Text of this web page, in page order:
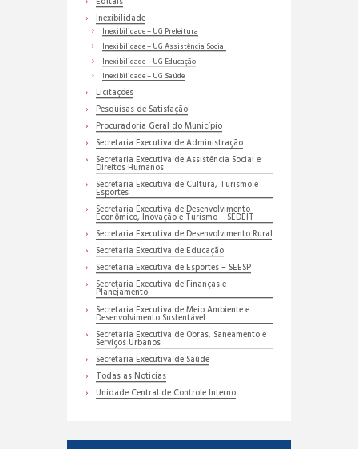
Inexibilidade
Inexibilidade – UG Prefeitura
Inexibilidade – UG Assistência Social
Inexibilidade – UG Educação
Inexibilidade – UG Saúde
Licitações
Pesquisas de Satisfação
Procuradoria Geral do Município
Secretaria Executiva de Administração
Secretaria Executiva de Assistência Social e
Direitos Humanos
Secretaria Executiva de Cultura, Turismo e
Esportes
Secretaria Executiva de Desenvolvimento
Econômico, Inovação e Turismo – SEDEIT
Secretaria Executiva de Desenvolvimento Rural
Secretaria Executiva de Educação
Secretaria Executiva de Esportes – SEESP
Secretaria Executiva de Finanças e
Planejamento
Secretaria Executiva de Meio Ambiente e
Desenvolvimento Sustentável
Secretaria Executiva de Obras, Saneamento e
Serviços Urbanos
Secretaria Executiva de Saúde
Todas as Noticias
Unidade Central de Controle Interno